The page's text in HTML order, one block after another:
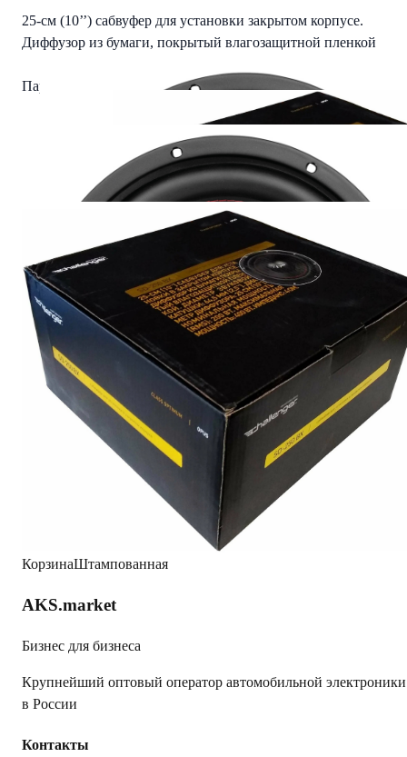
25-см (10’’) сабвуфер для установки закрытом корпусе.
Диффузор из бумаги, покрытый влагозащитной пленкой
Параметры Тиле-Смолла:
SPLo 88 dB
Qts 0,472
Vas 36 l
Mms 83,978 g
Cms 242,473 m/N
BL 11,565 T-m
Читать полностью
Характеристики
КорзинаШтампованная
AKS.market
Бизнес для бизнеса
Крупнейший оптовый оператор автомобильной электроники
в России
Контакты